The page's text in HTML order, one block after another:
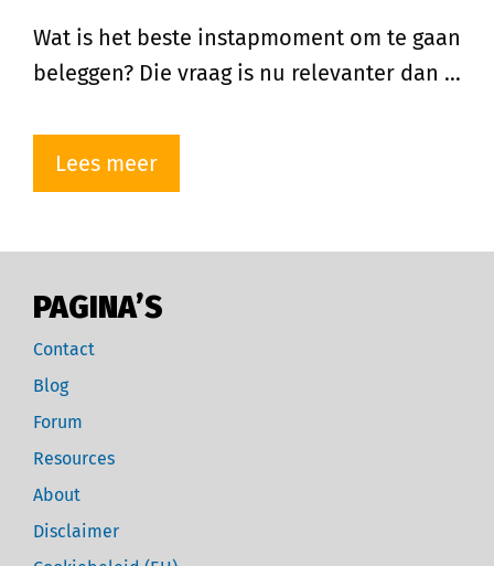
Wat is het beste instapmoment om te gaan
beleggen? Die vraag is nu relevanter dan …
Lees meer
PAGINA’S
Contact
Blog
Forum
Resources
About
Disclaimer